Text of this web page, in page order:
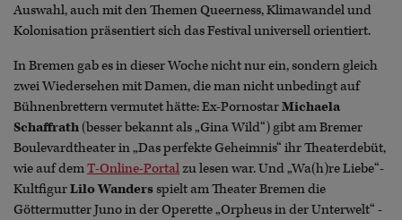
Auswahl, auch mit den Themen Queerness, Klimawandel und
Kolonisation präsentiert sich das Festival universell orientiert.
In Bremen gab es in dieser Woche nicht nur ein, sondern gleich
zwei Wiedersehen mit Damen, die man nicht unbedingt auf
Bühnenbrettern vermutet hätte: Ex-PornostarMichaela
Schaffrath(besser bekannt als „Gina Wild“) gibt am Bremer
Boulevardtheater in „Das perfekte Geheimnis“ ihr Theaterdebüt,
wie auf demT-Online-Portalzu lesen war. Und „Wa(h)re Liebe“-
KultfigurLilo Wandersspielt am Theater Bremen die
Göttermutter Juno in der Operette „Orpheus in der Unterwelt“ -